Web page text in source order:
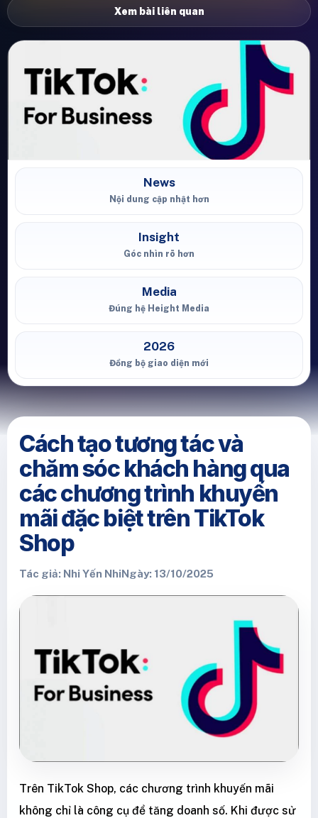
Xem bài liên quan
News
Nội dung cập nhật hơn
Insight
Góc nhìn rõ hơn
Media
Đúng hệ Height Media
2026
Đồng bộ giao diện mới
Cách tạo tương tác và
chăm sóc khách hàng qua
các chương trình khuyến
mãi đặc biệt trên TikTok
Shop
Tác giả: Nhi Yến NhiNgày: 13/10/2025
Trên TikTok Shop, các chương trình khuyến mãi
không chỉ là công cụ để tăng doanh số. Khi được sử